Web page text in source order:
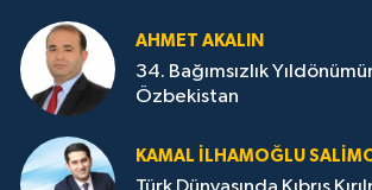
AHMET AKALIN
34. Bağımsızlık
Özbekistan
KAMAL İLHAMOĞLU